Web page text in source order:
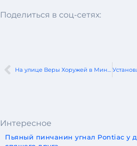
Поделиться в соц-сетях:
Интересное
Пьяный пинчанин угнал Pontiac у